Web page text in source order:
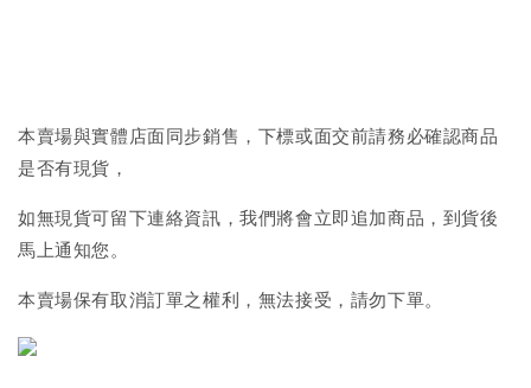
本賣場與實體店面同步銷售，下標或面交前請務必確認商品
是否有現貨，
如無現貨可留下連絡資訊，我們將會立即追加商品，到貨後
馬上通知您。
本賣場保有取消訂單之權利，無法接受，請勿下單。